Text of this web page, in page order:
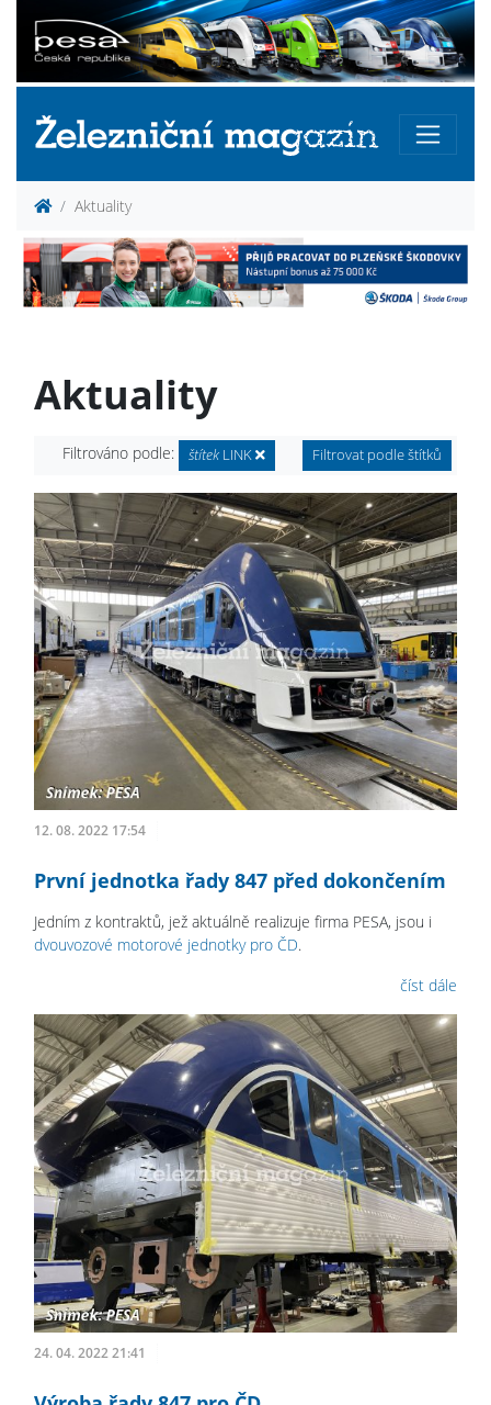
Aktuality
Aktuality
Filtrováno podle: štítek LINK Filtrovat podle štítků
12. 08. 2022 17:54
První jednotka řady 847 před dokončením
Jedním z kontraktů, jež aktuálně realizuje firma PESA, jsou i
dvouvozové motorové jednotky pro ČD.
číst dále
24. 04. 2022 21:41